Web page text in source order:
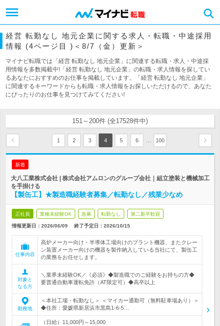
経営 転勤なし 地元企業に関する求人・転職・中途採用
情報 (4ページ目 )＜8/7（金）更新＞
マイナビ転職では「経営 転勤なし 地元企業」に関連する転職・求人・中途採
用情報を多数掲載中!「経営 転勤なし 地元企業」の転職・求人情報を探してい
るあなたにおすすめのお仕事を掲載しています。「経営 転勤なし 地元企業」
に関連するキーワードからも転職・求人情報をお探しいただけるので、あなた
にぴったりのお仕事を見つけてみてください!
151～200件 (全17528件中)
1 2 3 4 5 6 100
新着
大八工業株式会社 | 株式会社アムロンのグループ会社｜組立塗装と機械加工
を手掛ける
【製缶工】★製造職経験者募集／転勤なし／残業少なめ
正社員 業種未経験OK 急募 転勤なし 第二新卒歓迎
情報更新日：2026/06/09 終了予定日： 2026/10/15
仕事内容
高炉メーカー向け・半導体工場向けのプラント機器、またクレー
ン装置メーカー向けの機器を製作納入している当社にて、製缶工
の業務をお任せします。
対象と
なる方
＼業界未経験OK／《必須》◆製造職でのご経験をお持ちの方◆
要普通自動車運転免許（AT限定可）◆高卒以上
勤務地
＜本社工場・転勤なし＞ ＜マイカー通勤可（無料駐車場あり）＞
◆住所：愛媛県新居浜市黒島1-6-5…
（日給）11,000円～15,000